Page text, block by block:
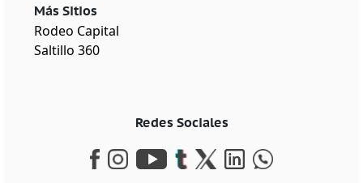
Más Sitios
Rodeo Capital
Saltillo 360
Redes Sociales